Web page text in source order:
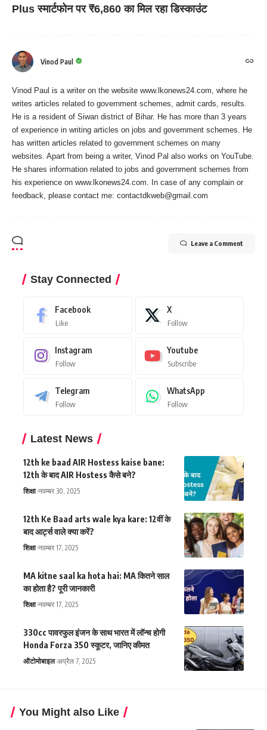
Plus स्मार्टफोन पर ₹6,860 का मिल रहा डिस्काउंट
Vinod Paul
Vinod Paul is a writer on the website www.lkonews24.com, where he
writes articles related to government schemes, admit cards, results.
He is a resident of Siwan district of Bihar. He has more than 3 years
of experience in writing articles on jobs and government schemes. He
has written articles related to government schemes on many
websites. Apart from being a writer, Vinod Pal also works on YouTube.
He shares information related to jobs and government schemes from
his experience on www.lkonews24.com. In case of any complain or
feedback, please contact me: contactdkweb@gmail.com
Leave a Comment
Stay Connected
Facebook
Like
X
Follow
Instagram
Follow
Youtube
Subscribe
Telegram
Follow
WhatsApp
Follow
Latest News
12th ke baad AIR Hostess kaise bane:
12th के बाद AIR Hostess कैसे बने?
शिक्षा नवम्बर 30, 2025
12th Ke Baad arts wale kya kare: 12वीं के
बाद आर्ट्स वाले क्या करें?
शिक्षा नवम्बर 17, 2025
MA kitne saal ka hota hai: MA कितने साल
का होता है? पूरी जानकारी
शिक्षा नवम्बर 17, 2025
330cc पावरफुल इंजन के साथ भारत में लॉन्च होगी
Honda Forza 350 स्कूटर, जानिए कीमत
ऑटोमोबाइल अप्रैल 7, 2025
You Might also Like